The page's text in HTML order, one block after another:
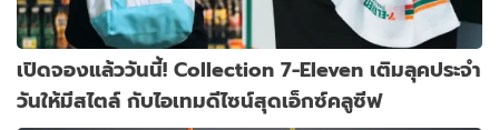
เปิดจองแล้ววันนี้! Collection 7-Eleven เติมลุคประจำ
วันให้มีสไตล์ กับไอเทมดีไซน์สุดเอ็กซ์คลูซีฟ